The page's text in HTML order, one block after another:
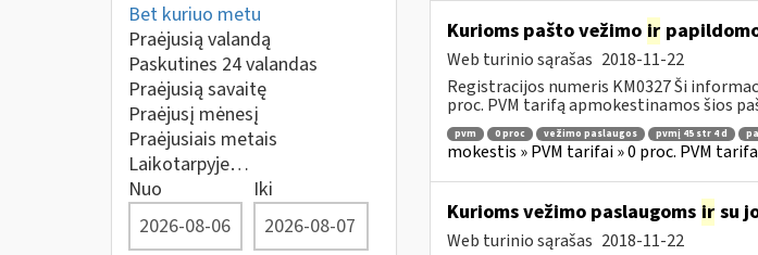
Bet kuriuo metu
Praėjusią valandą
Paskutines 24 valandas
Praėjusią savaitę
Praėjusį mėnesį
Praėjusiais metais
Laikotarpyje…
Nuo
Iki
Kurioms pašto vežimo ir
Web turinio sąrašas 2018-11-22
Registracijos numeris KM0327 Ši
proc. PVM tarifą apmokestinamos šios
pvm 0 proc vežimo paslaugos pvmį 45 str 4 d
mokestis » PVM tarifai » 0 proc. PVM
Kurioms vežimo paslaugoms irsu
Web turinio sąrašas 2018-11-22